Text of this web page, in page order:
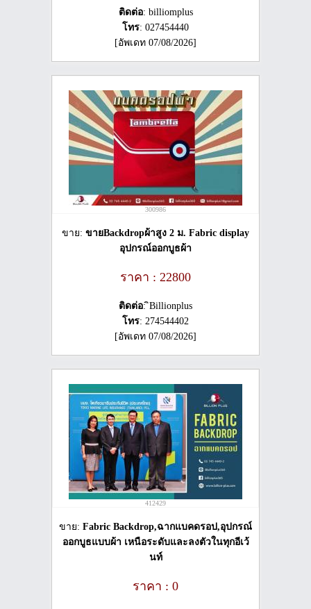
ติดต่อ: billiomplus
โทร: 027454440
[อัพเดท 07/08/2026]
300986
ขาย: ขายBackdropผ้าสูง 2 ม. Fabric display
อุปกรณ์ออกบูธผ้า
ราคา : 22800
ติดต่อ: ิBillionplus
โทร: 274544402
[อัพเดท 07/08/2026]
412429
ขาย: Fabric Backdrop,ฉากแบคดรอป,อุปกรณ์
ออกบูธแบบผ้า เหนือระดับและลงตัวในทุกอีเว้
นท์
ราคา : 0